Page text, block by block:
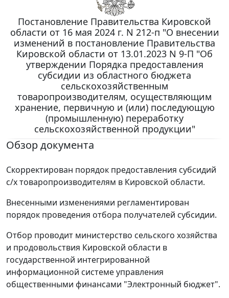
Постановление Правительства Кировской
области от 16 мая 2024 г. N 212-п "О внесении
изменений в постановление Правительства
Кировской области от 13.01.2023 N 9-П "Об
утверждении Порядка предоставления
субсидии из областного бюджета
сельскохозяйственным
товаропроизводителям, осуществляющим
хранение, первичную и (или) последующую
(промышленную) переработку
сельскохозяйственной продукции"
Обзор документа
Скорректирован порядок предоставления субсидий
с/х товаропроизводителям в Кировской области.
Внесенными изменениями регламентирован
порядок проведения отбора получателей субсидии.
Отбор проводит министерство сельского хозяйства
и продовольствия Кировской области в
государственной интегрированной
информационной системе управления
общественными финансами "Электронный бюджет".